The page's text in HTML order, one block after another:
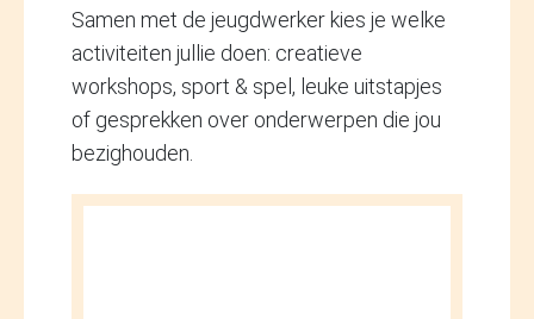
Samen met de jeugdwerker kies je welke
activiteiten jullie doen: creatieve
workshops, sport & spel, leuke uitstapjes
of gesprekken over onderwerpen die jou
bezighouden.